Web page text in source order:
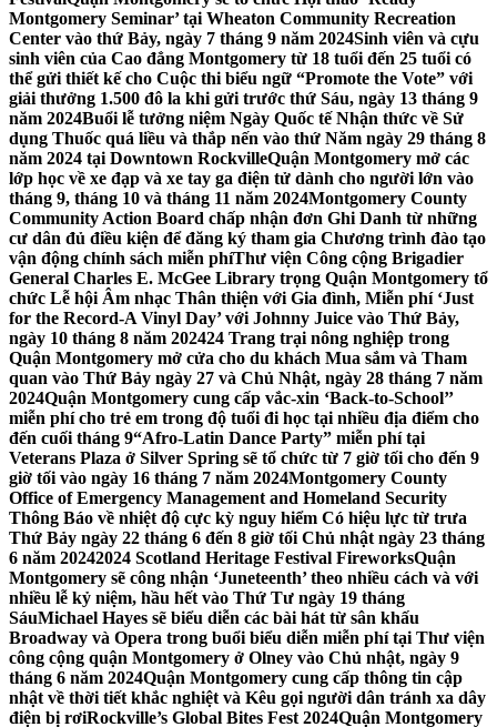
Montgomery Seminar’ tại Wheaton Community Recreation
Center vào thứ Bảy, ngày 7 tháng 9 năm 2024Sinh viên và cựu
sinh viên của Cao đẳng Montgomery từ 18 tuổi đến 25 tuổi có
thể gửi thiết kế cho Cuộc thi biểu ngữ “Promote the Vote” với
giải thưởng 1.500 đô la khi gửi trước thứ Sáu, ngày 13 tháng 9
năm 2024Buổi lễ tưởng niệm Ngày Quốc tế Nhận thức về Sử
dụng Thuốc quá liều và thắp nến vào thứ Năm ngày 29 tháng 8
năm 2024 tại Downtown RockvilleQuận Montgomery mở các
lớp học về xe đạp và xe tay ga điện tử dành cho người lớn vào
tháng 9, tháng 10 và tháng 11 năm 2024Montgomery County
Community Action Board chấp nhận đơn Ghi Danh từ những
cư dân đủ điều kiện để đăng ký tham gia Chương trình đào tạo
vận động chính sách miễn phíThư viện Công cộng Brigadier
General Charles E. McGee Library trọng Quận Montgomery tổ
chức Lễ hội Âm nhạc Thân thiện với Gia đình, Miễn phí ‘Just
for the Record-A Vinyl Day’ với Johnny Juice vào Thứ Bảy,
ngày 10 tháng 8 năm 202424 Trang trại nông nghiệp trong
Quận Montgomery mở cửa cho du khách Mua sắm và Tham
quan vào Thứ Bảy ngày 27 và Chủ Nhật, ngày 28 tháng 7 năm
2024Quận Montgomery cung cấp vắc-xin ‘Back-to-School’’
miễn phí cho trẻ em trong độ tuổi đi học tại nhiều địa điểm cho
đến cuối tháng 9“Afro-Latin Dance Party” miễn phí tại
Veterans Plaza ở Silver Spring sẽ tổ chức từ 7 giờ tối cho đến 9
giờ tối vào ngày 16 tháng 7 năm 2024Montgomery County
Office of Emergency Management and Homeland Security
Thông Báo về nhiệt độ cực kỳ nguy hiểm Có hiệu lực từ trưa
Thứ Bảy ngày 22 tháng 6 đến 8 giờ tối Chủ nhật ngày 23 tháng
6 năm 20242024 Scotland Heritage Festival FireworksQuận
Montgomery sẽ công nhận ‘Juneteenth’ theo nhiều cách và với
nhiều lễ kỷ niệm, hầu hết vào Thứ Tư ngày 19 tháng
SáuMichael Hayes sẽ biểu diễn các bài hát từ sân khấu
Broadway và Opera trong buổi biểu diễn miễn phí tại Thư viện
công cộng quận Montgomery ở Olney vào Chủ nhật, ngày 9
tháng 6 năm 2024Quận Montgomery cung cấp thông tin cập
nhật về thời tiết khắc nghiệt và Kêu gọi người dân tránh xa dây
điện bị rơiRockville’s Global Bites Fest 2024Quận Montgomery